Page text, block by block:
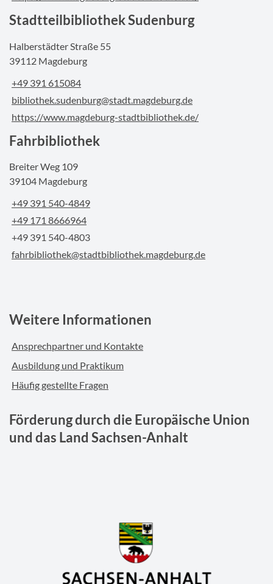
Stadtteilbibliothek Sudenburg
Halberstädter Straße 55
39112 Magdeburg
+49 391 615084
bibliothek.sudenburg@stadt.magdeburg.de
https://www.magdeburg-stadtbibliothek.de/
Fahrbibliothek
Breiter Weg 109
39104 Magdeburg
+49 391 540-4849
+49 171 8666964
+49 391 540-4803
fahrbibliothek@stadtbibliothek.magdeburg.de
Weitere Informationen
Ansprechpartner und Kontakte
Ausbildung und Praktikum
Häufig gestellte Fragen
Förderung durch die Europäische Union
und das Land Sachsen-Anhalt